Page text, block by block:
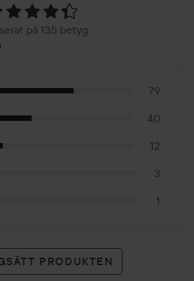
på 135 betyg
79
40
12
3
1
PRODUKTEN